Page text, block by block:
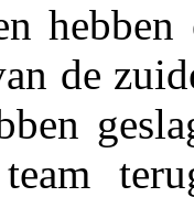
de